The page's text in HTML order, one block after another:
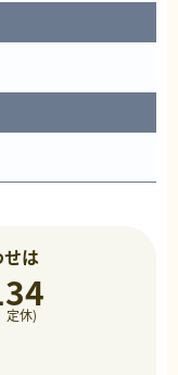
は
定休)